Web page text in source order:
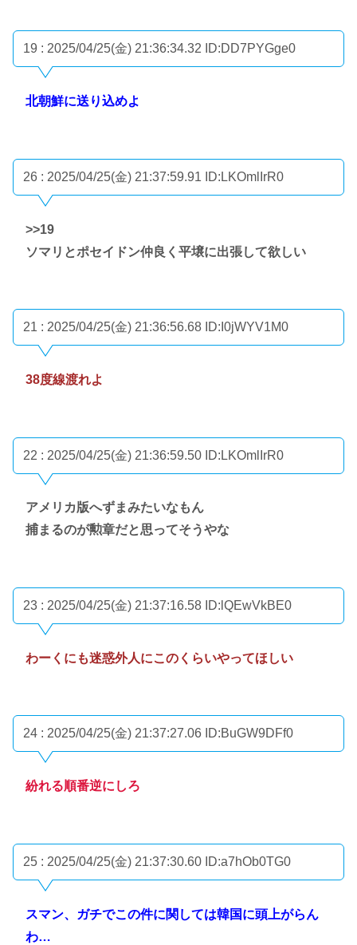
19 : 2025/04/25(金) 21:36:34.32 ID:DD7PYGge0
北朝鮮に送り込めよ
26 : 2025/04/25(金) 21:37:59.91 ID:LKOmlIrR0
>>19
ソマリとポセイドン仲良く平壌に出張して欲しい
21 : 2025/04/25(金) 21:36:56.68 ID:I0jWYV1M0
38度線渡れよ
22 : 2025/04/25(金) 21:36:59.50 ID:LKOmlIrR0
アメリカ版へずまみたいなもん
捕まるのが勲章だと思ってそうやな
23 : 2025/04/25(金) 21:37:16.58 ID:lQEwVkBE0
わーくにも迷惑外人にこのくらいやってほしい
24 : 2025/04/25(金) 21:37:27.06 ID:BuGW9DFf0
紛れる順番逆にしろ
25 : 2025/04/25(金) 21:37:30.60 ID:a7hOb0TG0
スマン、ガチでこの件に関しては韓国に頭上がらん
わ…